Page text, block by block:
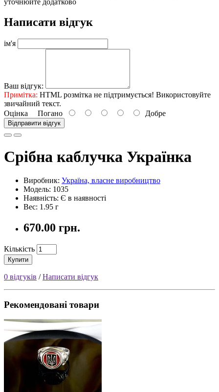
Написати відгук
ім'я
Ваш відгук:
Примітка: HTML розмітка не підтримується! Використовуйте
звичайний текст.
Оцінка Погано Добре
Відправити відгук
Срібна каблучка Українка
Виробник: Україна, власне виробництво
Модель: 1035
Наявність: Є в наявності
Вес: 1.95 г
670.00 грн.
Кількість
Купити
0 відгуків /Написати відгук
Рекомендовані товари